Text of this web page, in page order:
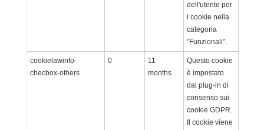
dell'utente per
i cookie nella
categoria
"Funzionali".
cookielawinfo-
checbox-others
0
11
months
Questo cookie
è impostato
dal plug-in di
consenso sui
cookie GDPR.
Il cookie viene